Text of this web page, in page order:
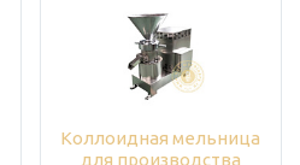
Коллоидная мельница
для производства